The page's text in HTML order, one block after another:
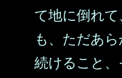
て地に倒れ
も、ただあ
続けること